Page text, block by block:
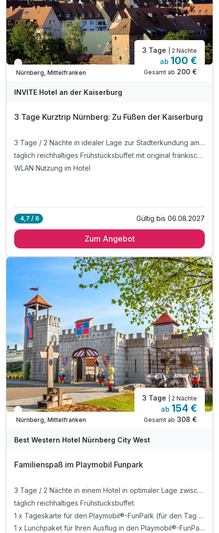
Nur noch bis Oktober
Nürnberg, Mittelfranken
3 Tage | 2 Nächte
ab 100 €
Gesamt ab 200 €
INVITE Hotel an der Kaiserburg
3 Tage Kurztrip Nürnberg: Zu Füßen der Kaiserburg
3 Tage / 2 Nächte in idealer Lage zur Stadterkundung am Fuße der Kaiserburg
täglich reichhaltiges Frühstücksbuffet mit original fränkischen Bratwürstchen, frischen Brötchen, Kaffee und vielem Mehr
WLAN Nutzung im Hotel
4,7 / 6 Gültig bis 06.08.2027
Zum Angebot
Engpass im Dezember
Nürnberg, Mittelfranken
3 Tage | 2 Nächte
ab 154 €
Gesamt ab 308 €
Best Western Hotel Nürnberg City West
Familienspaß im Playmobil Funpark
3 Tage / 2 Nächte in einem Hotel in optimaler Lage zwischen Nürnberg und Fürth
täglich reichhaltiges Frühstücksbuffet
1 x Tageskarte für den Playmobil®-FunPark (für den Tag nach Ihrem Anreisetag gültig)
1 x Lunchpaket für Ihren Ausflug in den Playmobil®-FunPark